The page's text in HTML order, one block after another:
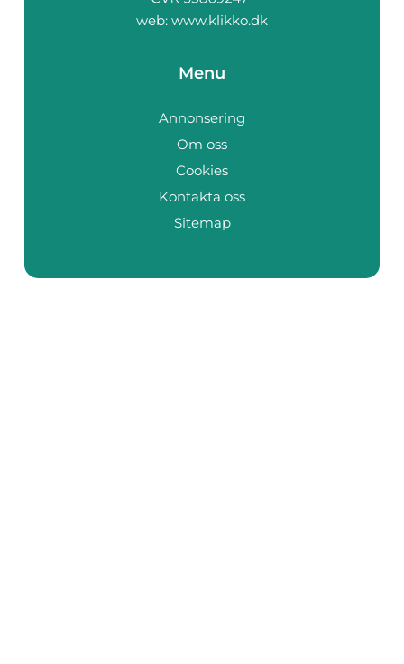
web: www.klikko.dk
Menu
Annonsering
Om oss
Cookies
Kontakta oss
Sitemap